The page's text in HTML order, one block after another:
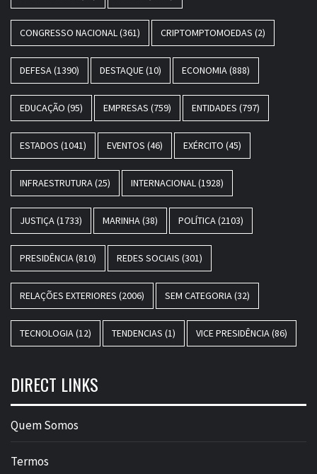
CONGRESSO NACIONAL (361) CRIPTOMPTOMOEDAS (2)
DEFESA (1390) DESTAQUE(10) ECONOMIA (888)
EDUCAÇÃO (95) EMPRESAS (759) ENTIDADES (797)
ESTADOS (1041) EVENTOS (46) EXÉRCITO (45)
INFRAESTRUTURA (25) INTERNACIONAL (1928)
JUSTIÇA (1733) MARINHA (38) POLÍTICA (2103)
PRESIDÊNCIA (810) REDES SOCIAIS (301)
RELAÇÕES EXTERIORES (2006) SEM CATEGORIA (32)
TECNOLOGIA (12) TENDENCIAS (1) VICE PRESIDÊNCIA (86)
DIRECT LINKS
Quem Somos
Termos